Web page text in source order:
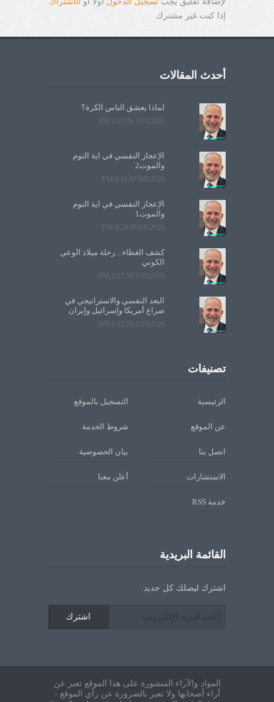
إذا كنت غير مشترك
أحدث المقالات
لماذا يعشق الناس الكرة؟
7/13/2026 2:27:26 PM
الإعجاز النفسي في آية النوم
والموت2
6/8/2026 6:11:07 PM
الإعجاز النفسي في آية النوم
والموت1
6/6/2026 4:24:58 PM
كشف الغطاء... رحلة ميلاد الوعي
الكوني
5/10/2026 3:17:54 PM
البعد النفسي والاستراتيجي في
صراع أمريكا وإسرائيل وإيران
4/15/2026 4:32:56 PM
تصنيفات
الرئيسية التسجيل بالموقع
عن الموقع شروط الخدمة
اتصل بنا بيان الخصوصية
الاستشارات أعلن معنا
خدمة RSS
القائمة البريدية
اشترك ليصلك كل جديد.
اشترك
المواد والآراء المنشورة على هذا الموقع تعبر عن
آراء أصحابها ولا تعبر بالضرورة عن رأي الموقع -